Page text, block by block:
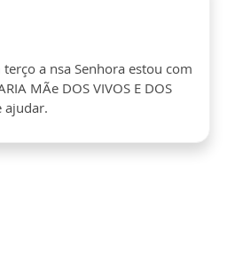
a nsa Senhora estou com
MÃe DOS VIVOS E DOS
ajudar.